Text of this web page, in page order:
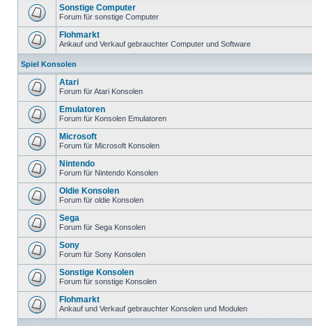
Sonstige Computer
Forum für sonstige Computer
Flohmarkt
Ankauf und Verkauf gebrauchter Computer und Software
Spiel Konsolen
Atari
Forum für Atari Konsolen
Emulatoren
Forum für Konsolen Emulatoren
Microsoft
Forum für Microsoft Konsolen
Nintendo
Forum für Nintendo Konsolen
Oldie Konsolen
Forum für oldie Konsolen
Sega
Forum für Sega Konsolen
Sony
Forum für Sony Konsolen
Sonstige Konsolen
Forum für sonstige Konsolen
Flohmarkt
Ankauf und Verkauf gebrauchter Konsolen und Modulen